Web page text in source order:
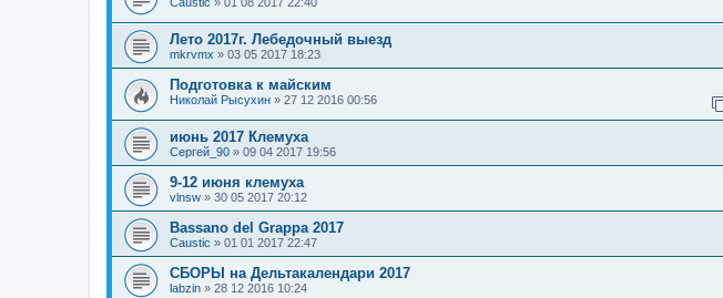
Caustic » 01 08 2017 22:40
Лето 2017г. Лебедочный выезд
mkrvmx » 03 05 2017 18:23
Подготовка к майским
Николай Рысухин » 27 12 2016 00:56
июнь 2017 Клемуха
Сергей_90 » 09 04 2017 19:56
9-12 июня клемуха
vlnsw » 30 05 2017 20:12
Bassano del Grappa 2017
Caustic » 01 01 2017 22:47
СБОРЫ на Дельтакалендари 2017
labzin » 28 12 2016 10:24